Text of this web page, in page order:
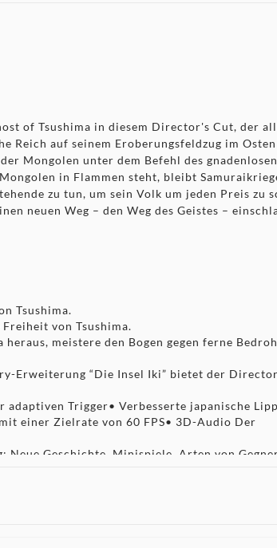
of Tsushima in diesem Director's Cut, der
Reich auf seinem Eroberungsfeldzug im
Mongolen unter dem Befehl des
in Flammen steht, bleibt
zu tun, um sein Volk um jeden Preis zu
neuen Weg – den Weg des Geistes –
Tsushima.
von Tsushima.
meistere den Bogen gegen ferne
Erweiterung “Die Insel Iki” bietet der
adaptiven Trigger• Verbesserte japanische
einer Zielrate von 60 FPS• 3D-Audio Der
Geschichte, Minispiele, Arten von
sie inspiriert haben.